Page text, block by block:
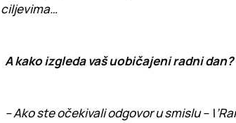
ciljevima…
A kako izgleda vaš uobičajeni radni dan?
– Ako ste očekivali odgovor u smislu –